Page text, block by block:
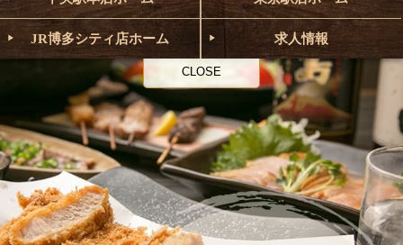
JR博多シティ店ホーム 求人情報